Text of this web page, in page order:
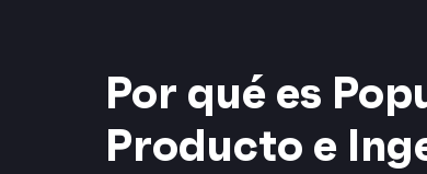
Por qué es
Producto e